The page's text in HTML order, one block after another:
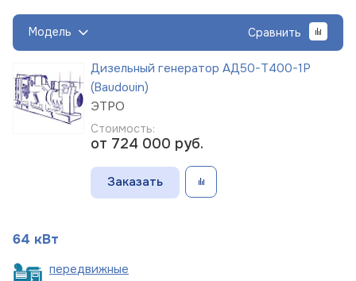
Модель Сравнить
Дизельный генератор АД50-Т400-1Р
(Baudouin)
ЭТРО
Стоимость:
от 724 000 руб.
Заказать
64 кВт
передвижные